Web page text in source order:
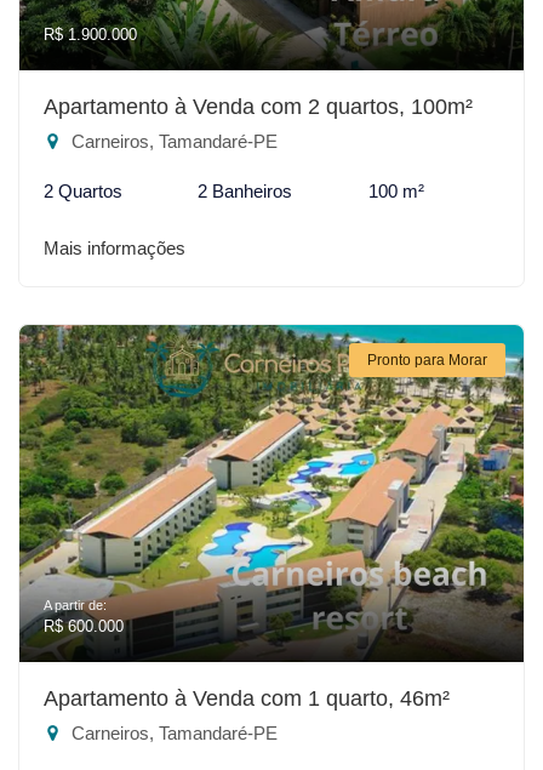
R$ 1.900.000
Apartamento à Venda com 2 quartos, 100m²
Carneiros, Tamandaré-PE
2 Quartos 2 Banheiros 100 m²
Mais informações
Pronto para Morar
A partir de:
R$ 600.000
Apartamento à Venda com 1 quarto, 46m²
Carneiros, Tamandaré-PE